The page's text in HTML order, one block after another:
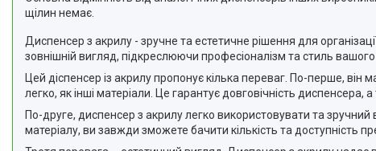
щілин немає.
Диспенсер з акрилу - зручне та естетичне рішення для
зовнішній вигляд, підкреслюючи професіоналізм та стиль вашого
Цей діспенсер із акрилу пропонує кілька переваг. По-перше,
легко, як інші матеріали. Це гарантує довговічність диспенсера,
По-друге, диспенсер з акрилу легко використовувати та
матеріалу, ви завжди зможете бачити кількість та доступність